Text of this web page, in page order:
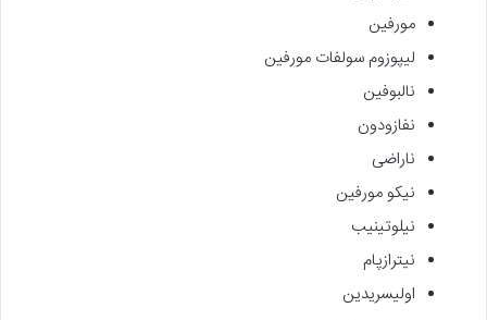
مورفین
لیپوزوم سولفات مورفین
نالبوفین
نفازودون
ناراضی
نیکو مورفین
نیلوتینیب
نیترازپام
اولیسریدین